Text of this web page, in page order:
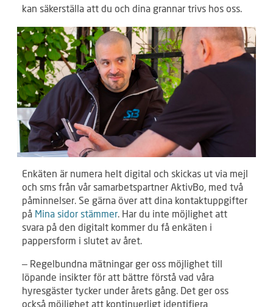
kan säkerställa att du och dina grannar trivs hos oss.
Enkäten är numera helt digital och skickas ut via mejl
och sms från vår samarbetspartner AktivBo, med två
påminnelser. Se gärna över att dina kontaktuppgifter
på Mina sidor stämmer. Har du inte möjlighet att
svara på den digitalt kommer du få enkäten i
pappersform i slutet av året.
– Regelbundna mätningar ger oss möjlighet till
löpande insikter för att bättre förstå vad våra
hyresgäster tycker under årets gång. Det ger oss
också möjlighet att kontinuerligt identifiera